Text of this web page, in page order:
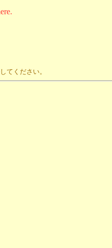
てください。